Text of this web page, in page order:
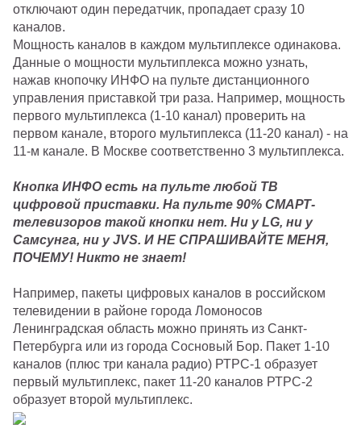
отключают один передатчик, пропадает сразу 10
каналов.
Мощность каналов в каждом мультиплексе одинакова.
Данные о мощности мультиплекса можно узнать,
нажав кнопочку ИНФО на пульте дистанционного
управления приставкой три раза. Например, мощность
первого мультиплекса (1-10 канал) проверить на
первом канале, второго мультиплекса (11-20 канал) - на
11-м канале. В Москве соответственно 3 мультиплекса.
Кнопка ИНФО есть на пульте любой ТВ
цифровой приставки. На пульте 90% СМАРТ-
телевизоров такой кнопки нет. Ни у LG, ни у
Самсунга, ни у JVS. И НЕ СПРАШИВАЙТЕ МЕНЯ,
ПОЧЕМУ! Никто не знает!
Например, пакеты цифровых каналов в российском
телевидении в районе города Ломоносов
Ленинградская область можно принять из Санкт-
Петербурга или из города Сосновый Бор. Пакет 1-10
каналов (плюс три канала радио) РТРС-1 образует
первый мультиплекс, пакет 11-20 каналов РТРС-2
образует второй мультиплекс.